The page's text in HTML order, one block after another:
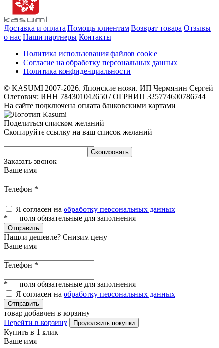
Доставка и оплата Помощь клиентам Возврат товара Отзывы
о нас Наши партнеры Контакты
Политика использования файлов cookie
Согласие на обработку персональных данных
Политика конфиденциальности
© KASUMI 2007-2026. Японские ножи. ИП Чермянин Сергей
Олегович: ИНН 784301042650 / ОГРНИП 325774600786744
На сайте подключена оплата банковскими картами
Поделиться списком желаний
Скопируйте ссылку на ваш список желаний
Cкопировать
Заказать звонок
Ваше имя
Телефон *
Я согласен на обработку персональных данных
* — поля обязательные для заполнения
Отправить
Нашли дешевле? Снизим цену
Ваше имя
Телефон *
* — поля обязательные для заполнения
Я согласен на обработку персональных данных
Отправить
товар добавлен в корзину
Перейти в корзину
Продолжить покупки
Купить в 1 клик
Ваше имя